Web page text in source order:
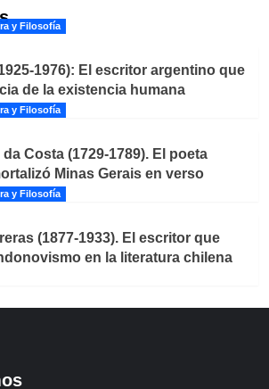
y Filosofía
1976): El escritor argentino que
de la existencia humana
y Filosofía
Costa (1729-1789). El poeta
Minas Gerais en verso
y Filosofía
(1877-1933). El escritor que
en la literatura chilena